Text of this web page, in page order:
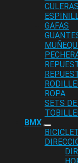
CULERAS
GAFAS
ROPA
SETS
BMX